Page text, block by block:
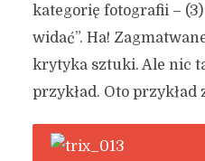
kategorię fotografii – (3)
widać”. Ha!
krytyka sztuki. Ale nic
przykład. Oto przykład